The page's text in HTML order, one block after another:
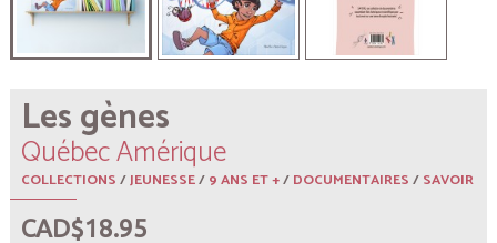
Les gènes
Québec Amérique
COLLECTIONS/JEUNESSE/9 ANS ET +/DOCUMENTAIRES/SAVOIR
CAD$18.95